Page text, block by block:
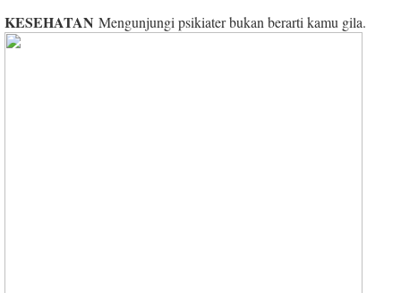
KESEHATAN Mengunjungi psikiater bukan berarti kamu gila.